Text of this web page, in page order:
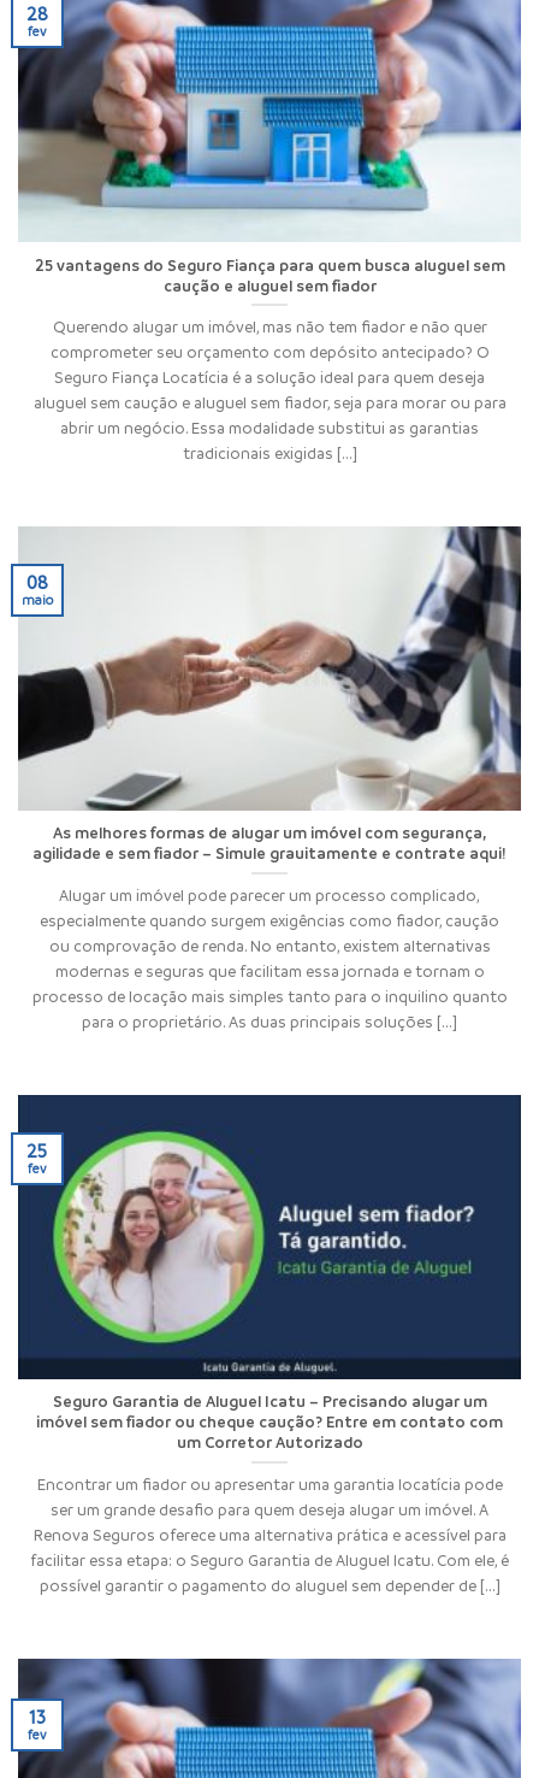
25 vantagens do Seguro Fiança para quem busca aluguel sem
caução e aluguel sem fiador
Querendo alugar um imóvel, mas não tem fiador e não quer
comprometer seu orçamento com depósito antecipado? O
Seguro Fiança Locatícia é a solução ideal para quem deseja
aluguel sem caução e aluguel sem fiador, seja para morar ou para
abrir um negócio. Essa modalidade substitui as garantias
tradicionais exigidas [...]
28
fev
As melhores formas de alugar um imóvel com segurança,
agilidade e sem fiador – Simule grauitamente e contrate aqui!
Alugar um imóvel pode parecer um processo complicado,
especialmente quando surgem exigências como fiador, caução
ou comprovação de renda. No entanto, existem alternativas
modernas e seguras que facilitam essa jornada e tornam o
processo de locação mais simples tanto para o inquilino quanto
para o proprietário. As duas principais soluções [...]
08
maio
Seguro Garantia de Aluguel Icatu – Precisando alugar um
imóvel sem fiador ou cheque caução? Entre em contato com
um Corretor Autorizado
Encontrar um fiador ou apresentar uma garantia locatícia pode
ser um grande desafio para quem deseja alugar um imóvel. A
Renova Seguros oferece uma alternativa prática e acessível para
facilitar essa etapa: o Seguro Garantia de Aluguel Icatu. Com ele, é
possível garantir o pagamento do aluguel sem depender de [...]
25
fev
13
fev